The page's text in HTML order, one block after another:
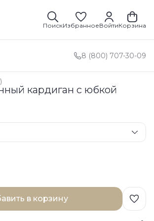
ПоискИзбранноеВойтиКорзина
8 (800) 707-30-09
кардиган с юбкой
в корзину